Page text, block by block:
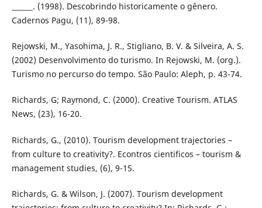
______. (1998). Descobrindo historicamente o gênero.
Cadernos Pagu, (11), 89-98.
Rejowski, M., Yasohima, J. R., Stigliano, B. V. & Silveira, A. S.
(2002) Desenvolvimento do turismo. In Rejowski, M. (org.).
Turismo no percurso do tempo. São Paulo: Aleph, p. 43-74.
Richards, G; Raymond, C. (2000). Creative Tourism. ATLAS
News, (23), 16-20.
Richards, G., (2010). Tourism development trajectories –
from culture to creativity?. Econtros cientificos – tourism &
management studies, (6), 9-15.
Richards, G. & Wilson, J. (2007). Tourism development